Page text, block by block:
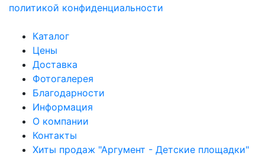
политикой конфиденциальности
Каталог
Цены
Доставка
Фотогалерея
Благодарности
Информация
О компании
Контакты
Хиты продаж "Аргумент - Детские площадки"